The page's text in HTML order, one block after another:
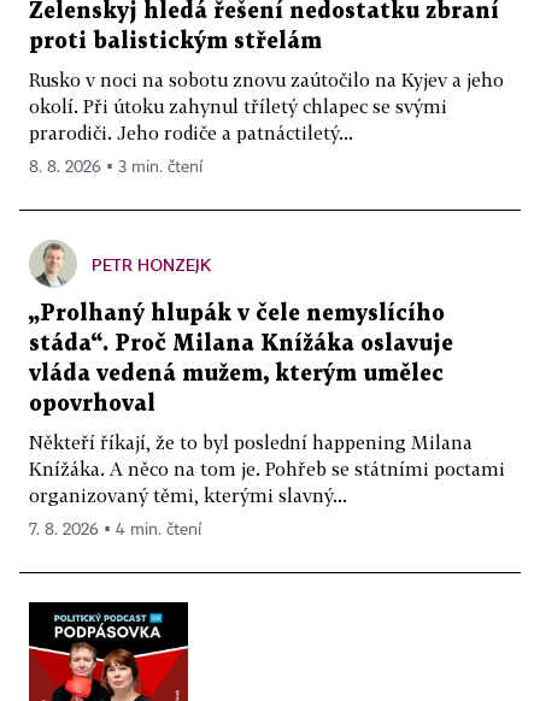
Zelenskyj hledá řešení nedostatku zbraní
proti balistickým střelám
Rusko v noci na sobotu znovu zaútočilo na Kyjev a jeho
okolí. Při útoku zahynul tříletý chlapec se svými
prarodiči. Jeho rodiče a patnáctiletý...
8. 8. 2026 ▪ 3 min. čtení
PETR HONZEJK
„Prolhaný hlupák v čele nemyslícího
stáda“. Proč Milana Knížáka oslavuje
vláda vedená mužem, kterým umělec
opovrhoval
Někteří říkají, že to byl poslední happening Milana
Knížáka. A něco na tom je. Pohřeb se státními poctami
organizovaný těmi, kterými slavný...
7. 8. 2026 ▪ 4 min. čtení